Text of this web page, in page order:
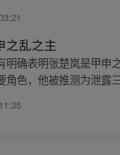
之乱之主
明确表明张楚岚是甲
角色，他被推测为泄露